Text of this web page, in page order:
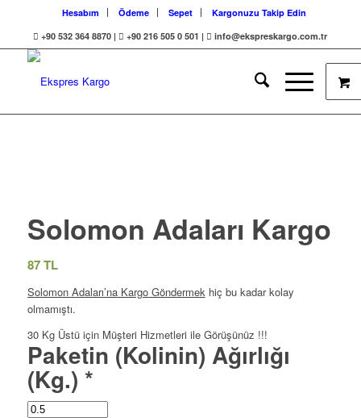
Hesabım Ödeme Sepet
Kargonuzu Takip Edin
+90 532 364 8870 |
+90 216 505 0 501 | info@ekspreskargo.com.tr
Solomon Adaları Kargo
87TL
Solomon Adaları’naKargo Göndermekhiç bu kadar kolay
olmamıştı.
30 Kg Üstü için Müşteri Hizmetleri ile Görüşünüz !!!
Paketin (Kolinin) Ağırlığı
(Kg.) *